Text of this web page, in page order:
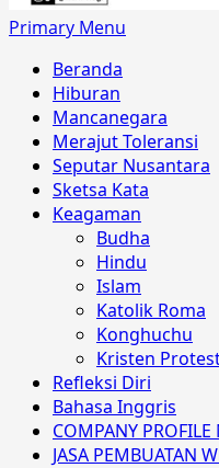
Primary Menu
Beranda
Hiburan
Mancanegara
Merajut Toleransi
Seputar Nusantara
Sketsa Kata
Keagaman
Budha
Hindu
Islam
Katolik Roma
Konghuchu
Kristen
Refleksi Diri
Bahasa Inggris
COMPANY
JASA PEMBUATAN